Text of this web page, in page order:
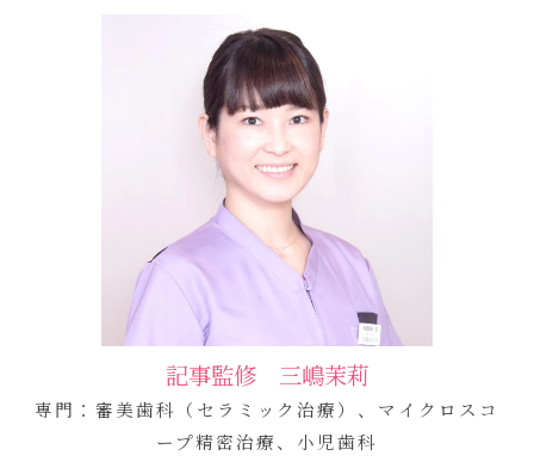
記事監修 三嶋茉莉
専門：審美歯科（セラミック治療）、マイクロスコ
ープ精密治療、小児歯科